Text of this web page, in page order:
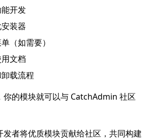
开发
装器
（如需要）
文档
载流程
你的模块就可以与 CatchAdmin 社区
发者将优质模块贡献给社区，共同构建